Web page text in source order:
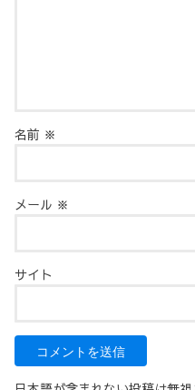
名前 ※
メール ※
サイト